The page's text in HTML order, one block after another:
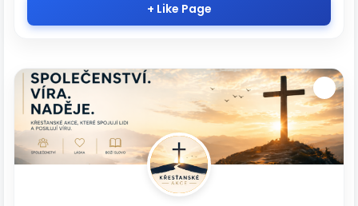
+ Like Page